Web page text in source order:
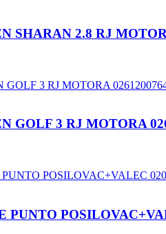
SHARAN 2.8 RJ
GOLF 3 RJ MOTORA
PUNTO